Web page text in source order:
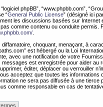
phpBB”, “www.phpbb.com”,
“General Public License” (désigné ici
les discussions basées sur Internet
comme contenu ou conduite permis.
choquant, menaçant, à
est hébergé ou la Loi
avec une notification de votre
messages est enregistrée pour aider au
éditer, déplacer ou verrouiller
acceptez que toutes les informations
ne sera pas diffusée à une tierce
comme responsable en cas de